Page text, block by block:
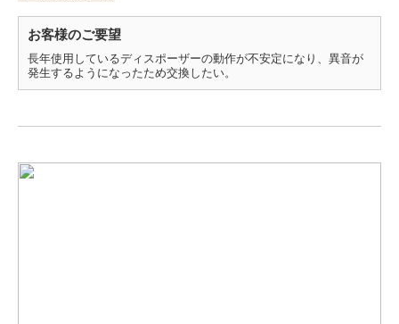
お客様のご要望
長年使用しているディスポーザーの動作が不安定になり、異音が
発生するようになったため交換したい。